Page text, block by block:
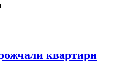
1
квартири